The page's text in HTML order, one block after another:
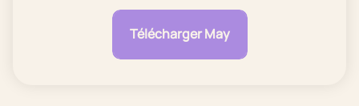
Télécharger May